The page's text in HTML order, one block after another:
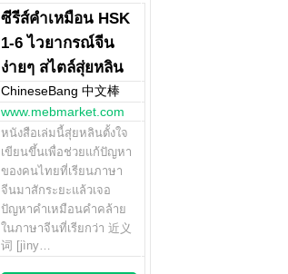
ซีรีส์คำเหมือน HSK
1-6 ไวยากรณ์จีน
ง่ายๆ สไตล์สุ่ยหลิน
ChineseBang 中文棒
www.mebmarket.com
หนังสือเล่มนี้สุ่ยหลินตั้งใจ
เขียนขึ้นเพื่อช่วยแก้ปัญหา
ของคนไทยที่เรียนภาษา
จีนมาสักระยะแล้วเจอ
ปัญหาคำเหมือนคำคล้าย
ในภาษาจีนที่เรียกว่า 近义
词 [jìny…